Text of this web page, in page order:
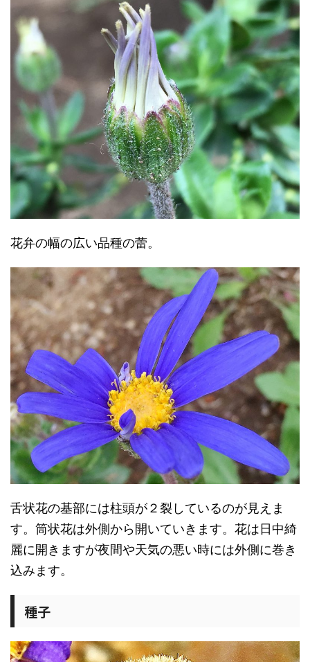
花弁の幅の広い品種の蕾。
舌状花の基部には柱頭が２裂しているのが見えま
す。筒状花は外側から開いていきます。花は日中綺
麗に開きますが夜間や天気の悪い時には外側に巻き
込みます。
種子